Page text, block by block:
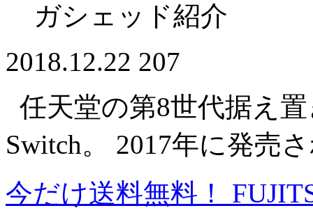
ガシェッド紹介
2018.12.22 207
任天堂の第8世代据え
Switch。 2017年に発売
今だけ送料無料！